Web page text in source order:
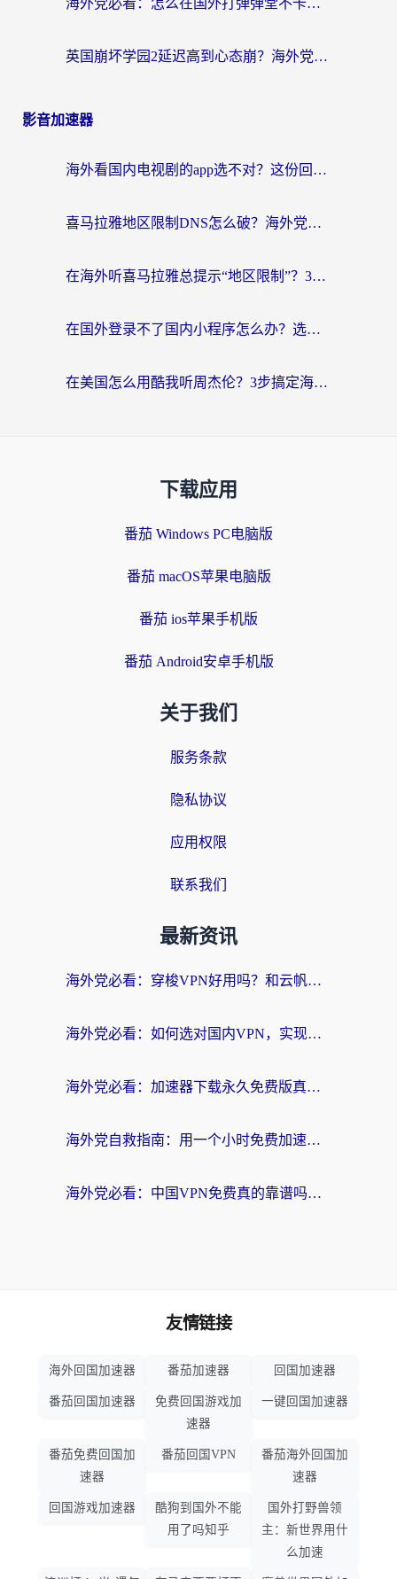
英国崩坏学园2延迟高到心态崩？海外党国服游戏加速终极指南
影音加速器
海外看国内电视剧的app选不对？这份回国加速器避坑指南帮你流畅追剧
喜马拉雅地区限制DNS怎么破？海外党听国内音乐听书的终极解决方案
在海外听喜马拉雅总提示“地区限制”？3步轻松解除+听国内音乐全攻略
在国外登录不了国内小程序怎么办？选对回国加速器，轻松解锁国内资源
在美国怎么用酷我听周杰伦？3步搞定海外听歌难题
下载应用
番茄 Windows PC电脑版
番茄 macOS苹果电脑版
番茄 ios苹果手机版
番茄 Android安卓手机版
关于我们
服务条款
隐私协议
应用权限
联系我们
最新资讯
海外党必看：穿梭VPN好用吗？和云帆VPN对比哪个回国效果更好？附真实测评+避坑指南
海外党必看：如何选对国内VPN，实现无缝访问国内资源？
海外党必看：加速器下载永久免费版真的存在吗？教你无缝访问国内资源的正确姿势
海外党自救指南：用一个小时免费加速器，轻松打破国内资源访问壁垒？
海外党必看：中国VPN免费真的靠谱吗？手把手教你选对回国加速器
友情链接
海外回国加速器 番茄加速器 回国加速器
番茄回国加速器
免费回国游戏加
速器
一键回国加速器
番茄免费回国加
速器
番茄回国VPN
番茄海外回国加
速器
回国游戏加速器
酷狗到国外不能
用了吗知乎
国外打野兽领
主：新世界用什
么加速